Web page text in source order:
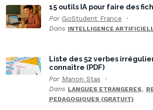
15 outils IA pour faire des
Par GoStudent France
Dans INTELLIGENCE
Liste des 52 verbes
connaître (PDF)
Par Manon Stas
Dans LANGUES ETRANGERES,
PEDAGOGIQUES (GRATUIT)